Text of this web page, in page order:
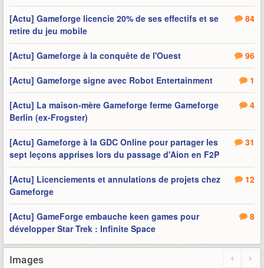
84
[Actu] Gameforge licencie 20% de ses effectifs et se
retire du jeu mobile
96
[Actu] Gameforge à la conquête de l'Ouest
1
[Actu] Gameforge signe avec Robot Entertainment
4
[Actu] La maison-mère Gameforge ferme Gameforge
Berlin (ex-Frogster)
31
[Actu] Gameforge à la GDC Online pour partager les
sept leçons apprises lors du passage d'Aion en F2P
12
[Actu] Licenciements et annulations de projets chez
Gameforge
8
[Actu] GameForge embauche keen games pour
développer Star Trek : Infinite Space
Images